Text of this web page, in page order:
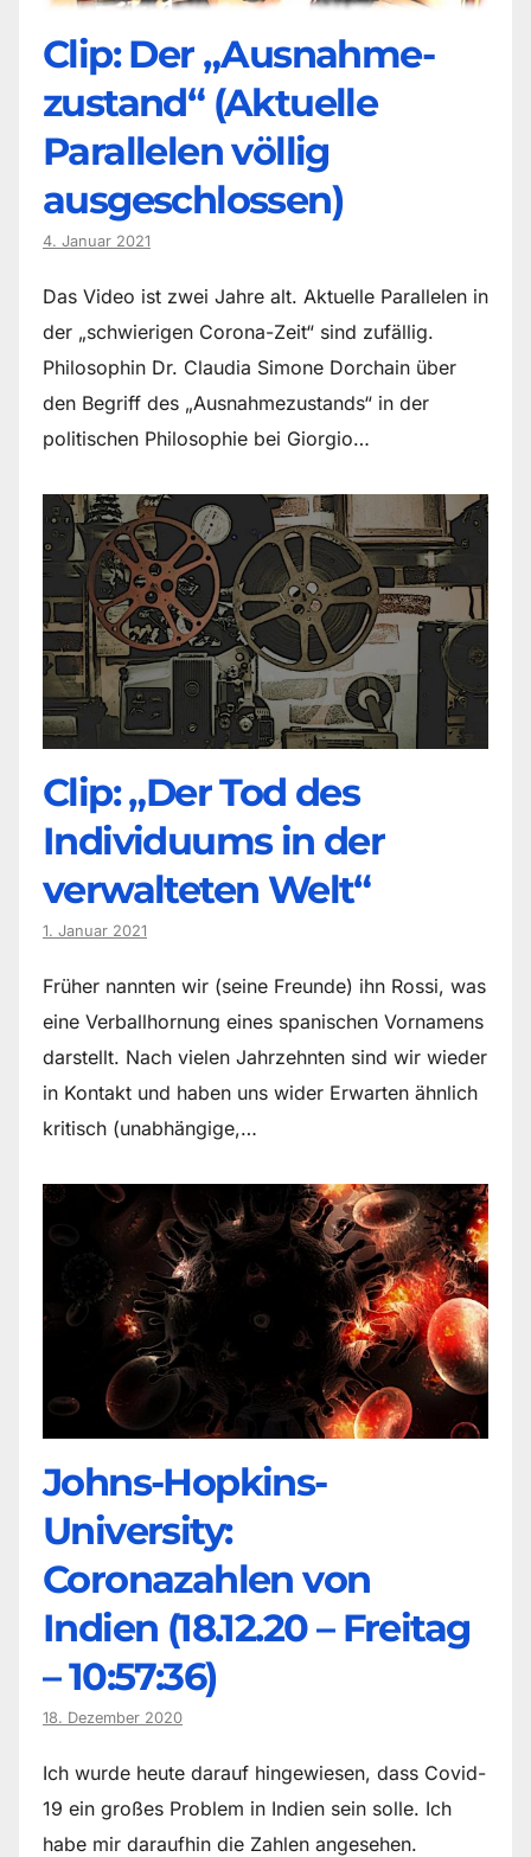
Clip: Der „Ausnahme-
zustand“ (Aktuelle
Parallelen völlig
ausgeschlossen)
4. Januar 2021
Das Video ist zwei Jahre alt. Aktuelle Parallelen in
der „schwierigen Corona-Zeit“ sind zufällig.
Philosophin Dr. Claudia Simone Dorchain über
den Begriff des „Ausnahmezustands“ in der
politischen Philosophie bei Giorgio…
Clip: „Der Tod des
Individuums in der
verwalteten Welt“
1. Januar 2021
Früher nannten wir (seine Freunde) ihn Rossi, was
eine Verballhornung eines spanischen Vornamens
darstellt. Nach vielen Jahrzehnten sind wir wieder
in Kontakt und haben uns wider Erwarten ähnlich
kritisch (unabhängige,…
Johns-Hopkins-
University:
Coronazahlen von
Indien (18.12.20 – Freitag
– 10:57:36)
18. Dezember 2020
Ich wurde heute darauf hingewiesen, dass Covid-
19 ein großes Problem in Indien sein solle. Ich
habe mir daraufhin die Zahlen angesehen.